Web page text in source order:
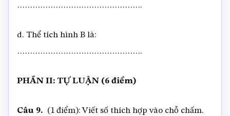
………………………………………….
d. Thể tích hình B là:
………………………………………….
PHẦN II: TỰ LUẬN (6 điểm)
Câu 9. (1 điểm): Viết số thích hợp vào chỗ chấm.